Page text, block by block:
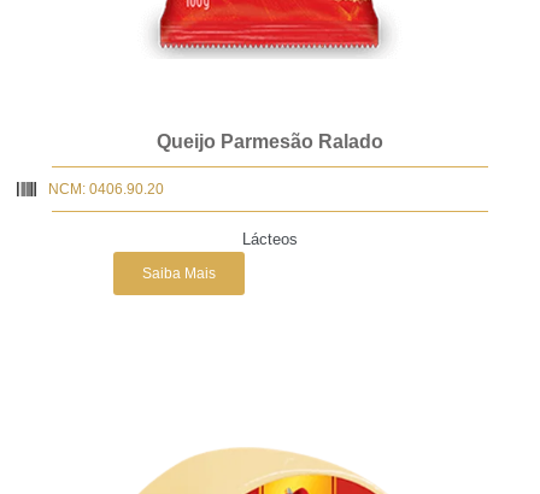
Queijo Parmesão Ralado
NCM: 0406.90.20
Lácteos
Saiba Mais